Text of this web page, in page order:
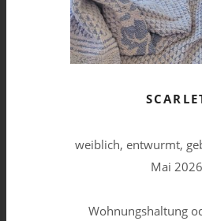
weiblich, entwurmt,
Mai 2026
Wohnungshaltung